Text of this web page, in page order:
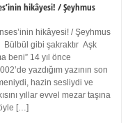
hikâyesi! / Şeyhmus
hikâyesi! / Şeyhmus
Bülbül gibi şakraktır Aşk
beni” 14 yıl önce
yazdığım yazının son
hazin sesliydi ve
yıllar evvel mezar taşına
[…]